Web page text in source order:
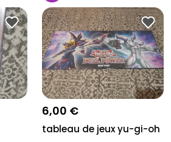
6,00 €
tableau de jeux yu-gi-oh